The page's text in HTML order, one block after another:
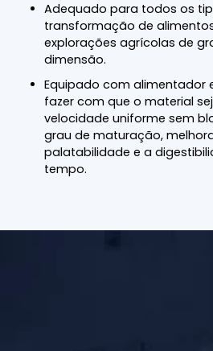
Adequado para todos os
transformação de
explorações agrícolas de
dimensão.
Equipado com alimentador
fazer com que o material
velocidade uniforme sem
grau de maturação,
palatabilidade e a
tempo.